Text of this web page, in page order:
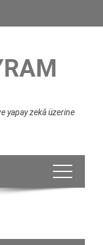
yapay zekâ üzerine